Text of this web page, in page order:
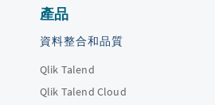
產品
資料整合和品質
Qlik Talend
Qlik Talend Cloud